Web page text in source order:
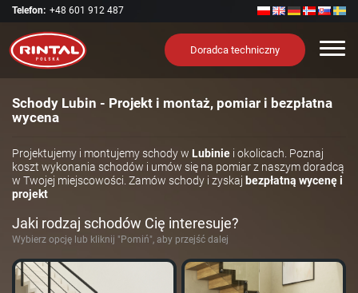
Telefon: +48 601 912 487
Doradca techniczny
Schody Lubin - Projekt i montaż, pomiar i bezpłatna
wycena
Projektujemy i montujemy schody w Lubinie i okolicach. Poznaj
koszt wykonania schodów i umów się na pomiar z naszym doradcą
w Twojej miejscowości. Zamów schody i zyskaj bezpłatną wycenę i
projekt
Jaki rodzaj schodów Cię interesuje?
Wybierz opcję lub kliknij "Pomiń", aby przejść dalej